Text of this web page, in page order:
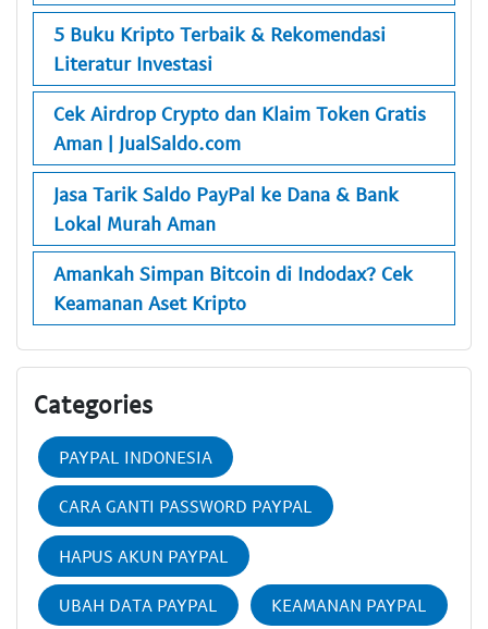
5 Buku Kripto Terbaik & Rekomendasi
Literatur Investasi
Cek Airdrop Crypto dan Klaim Token Gratis
Aman | JualSaldo.com
Jasa Tarik Saldo PayPal ke Dana & Bank
Lokal Murah Aman
Amankah Simpan Bitcoin di Indodax? Cek
Keamanan Aset Kripto
Categories
PAYPAL INDONESIA
CARA GANTI PASSWORD PAYPAL
HAPUS AKUN PAYPAL
UBAH DATA PAYPAL KEAMANAN PAYPAL